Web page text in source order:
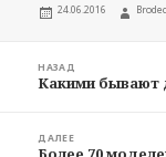
Опубликовано
24.06.2016 Автор
записям
НАЗАД
Предыдущая
Какими бывают
ДАЛЕЕ
Следующая